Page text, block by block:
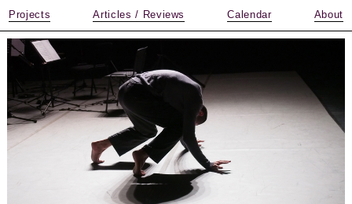
Projects Articles / Reviews Calendar About